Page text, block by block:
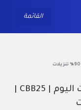
navigation
القائمة